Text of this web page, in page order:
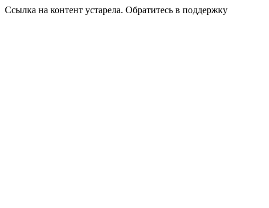
Ссылка на контент устарела. Обратитесь в поддержку